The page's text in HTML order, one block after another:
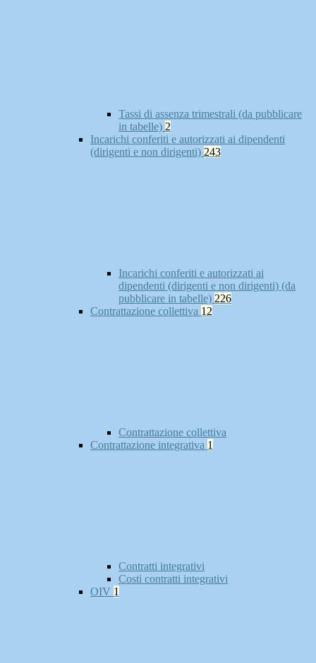
Tassi di assenza trimestrali (da pubblicare
in tabelle) 2
Incarichi conferiti e autorizzati ai dipendenti
(dirigenti e non dirigenti) 243
Incarichi conferiti e autorizzati ai
dipendenti (dirigenti e non dirigenti) (da
pubblicare in tabelle) 226
Contrattazione collettiva 12
Contrattazione collettiva
Contrattazione integrativa 1
Contratti integrativi
Costi contratti integrativi
OIV 1